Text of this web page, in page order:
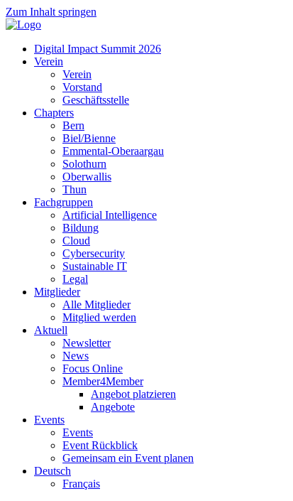
Zum Inhalt springen
Digital Impact Summit 2026
Verein
Verein
Vorstand
Geschäftsstelle
Chapters
Bern
Biel/Bienne
Emmental-Oberaargau
Solothurn
Oberwallis
Thun
Fachgruppen
Artificial Intelligence
Bildung
Cloud
Cybersecurity
Sustainable IT
Legal
Mitglieder
Alle Mitglieder
Mitglied werden
Aktuell
Newsletter
News
Focus Online
Member4Member
Angebot platzieren
Angebote
Events
Events
Event Rückblick
Gemeinsam ein Event planen
Deutsch
Français